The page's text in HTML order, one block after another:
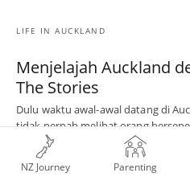
LIFE IN AUCKLAND
Menjelajah Auckland
The Stories
Dulu waktu awal-awal datang di
tidak pernah melihat orang
25 Mei 2024
NZ Journey Parenting